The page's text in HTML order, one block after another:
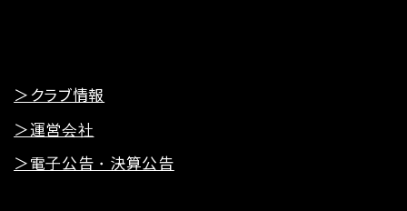
＞クラブ情報
＞運営会社
＞電子公告・決算公告